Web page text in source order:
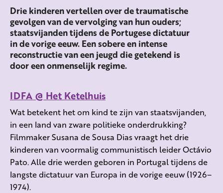
Drie kinderen vertellen over de traumatische
gevolgen van de vervolging van hun ouders;
staatsvijanden tijdens de Portugese dictatuur
in de vorige eeuw. Een sobere en intense
reconstructie van een jeugd die getekend is
door een onmenselijk regime.
IDFA @ Het Ketelhuis
Wat betekent het om kind te zijn van staatsvijanden,
in een land van zware politieke onderdrukking?
Filmmaker Susana de Sousa Dias vraagt het drie
kinderen van voormalig communistisch leider Octávio
Pato. Alle drie werden geboren in Portugal tijdens de
langste dictatuur van Europa in de vorige eeuw (1926–
1974).